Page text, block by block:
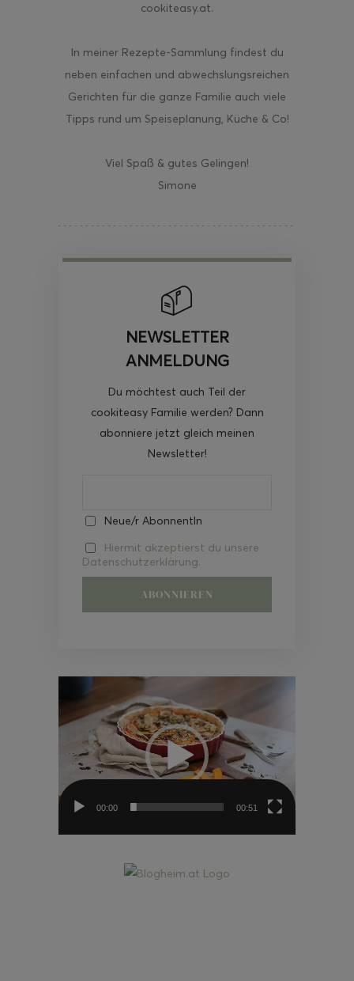
cookiteasy.at.
In meiner Rezepte-Sammlung findest du
neben einfachen und abwechslungsreichen
Gerichten für die ganze Familie auch viele
Tipps rund um Speiseplanung, Küche & Co!
Viel Spaß & gutes Gelingen!
Simone
NEWSLETTER
ANMELDUNG
Du möchtest auch Teil der
cookiteasy Familie werden? Dann
abonniere jetzt gleich meinen
Newsletter!
Neue/r AbonnentIn
Hiermit akzeptierst du unsere
Datenschutzerklärung.
Video-
00:00 00:51